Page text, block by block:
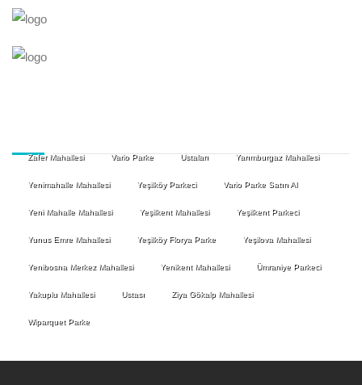
Zafer Mahallesi Vario Parke Ustaları Yarımburgaz Mahallesi
Yenimahalle Mahallesi Yeşilköy Parkeci Vario Parke Satın Al
Yeni Mahalle Mahallesi Yeşilkent Mahallesi Yeşilkent Parkeci
Yunus Emre Mahallesi Yeşilköy Florya Parke Yeşilova Mahallesi
Yenibosna Merkez Mahallesi Yenikent Mahallesi Ümraniye Parkeci
Yakuplu Mahallesi Ustası Ziya Gökalp Mahallesi
Wiparquet Parke